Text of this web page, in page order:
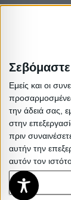
Σεβόμαστε
Εμείς και οι
την άδειά σας,
στην
πριν
αυτήν την
αυτόν τον
Πολιτική